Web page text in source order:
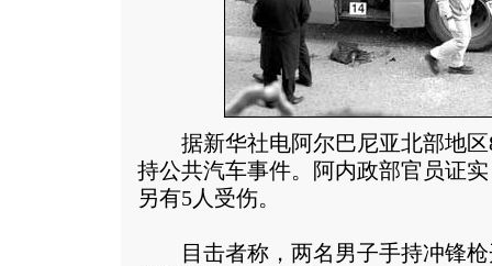
据新华社电阿尔巴尼亚北部地区
持公共汽车事件。阿内政部官员证
另有5人受伤。
目击者称，两名男子手持冲锋枪